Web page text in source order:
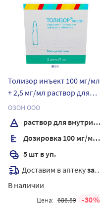
Толизор инъект 100 мг/мл
+ 2,5 мг/мл раствор для
внутримышечного
введения 1 мл ампулы 5
шт.
ОЗОН ООО
раствор для внутримышечного введения
Дозировка 100 мг/мл + 2,5 мг/мл
5 шт в уп.
Доставим в аптекузавтра
В наличии
Цена: 686.59 30